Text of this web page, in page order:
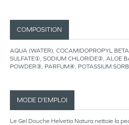
COMPOSITION
AQUA (WATER), COCAMIDOPROPYL
SULFATE①, SODIUM CHLORIDE②, ALOE
POWDER③, PARFUM④, POTASSIUM
MODE D’EMPLOI
Le Gel Douche Helvetia Natura nettoie la